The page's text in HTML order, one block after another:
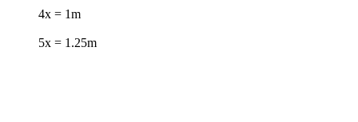
4x = 1m
5x = 1.25m